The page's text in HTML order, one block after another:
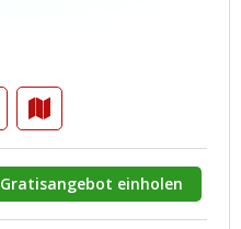
Gratisangebot einholen